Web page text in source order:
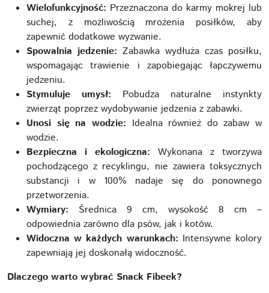
Wielofunkcyjność: Przeznaczona do karmy mokrej lub
suchej, z możliwością mrożenia posiłków, aby
zapewnić dodatkowe wyzwanie.
Spowalnia jedzenie: Zabawka wydłuża czas posiłku,
wspomagając trawienie i zapobiegając łapczywemu
jedzeniu.
Stymuluje umysł: Pobudza naturalne instynkty
zwierząt poprzez wydobywanie jedzenia z zabawki.
Unosi się na wodzie: Idealna również do zabaw w
wodzie.
Bezpieczna i ekologiczna: Wykonana z tworzywa
pochodzącego z recyklingu, nie zawiera toksycznych
substancji i w 100% nadaje się do ponownego
przetworzenia.
Wymiary: Średnica 9 cm, wysokość 8 cm –
odpowiednia zarówno dla psów, jak i kotów.
Widoczna w każdych warunkach: Intensywne kolory
zapewniają jej doskonałą widoczność.
Dlaczego warto wybrać Snack Fibeek?